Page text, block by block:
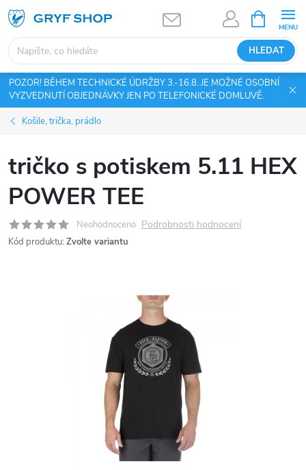
Přejít
na
obsah
HLEDAT
NÁKUPNÍ
KOŠÍK
POZOR! BĚHEM TECHNICKÉ ÚDRŽBY 3.-16.8. JE MOŽNÉ OSOBNÍ
VYZVEDNUTÍ OBJEDNÁVKY JEN PO TELEFONICKÉ DOMLUVĚ.
Košile, trička, prádlo
tričko s potiskem 5.11 HEX
POWER TEE
Neohodnoceno Podrobnosti hodnocení
Kód produktu: Zvolte variantu